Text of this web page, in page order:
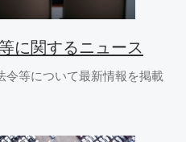
に関するニュース
令等について最新情報を掲載